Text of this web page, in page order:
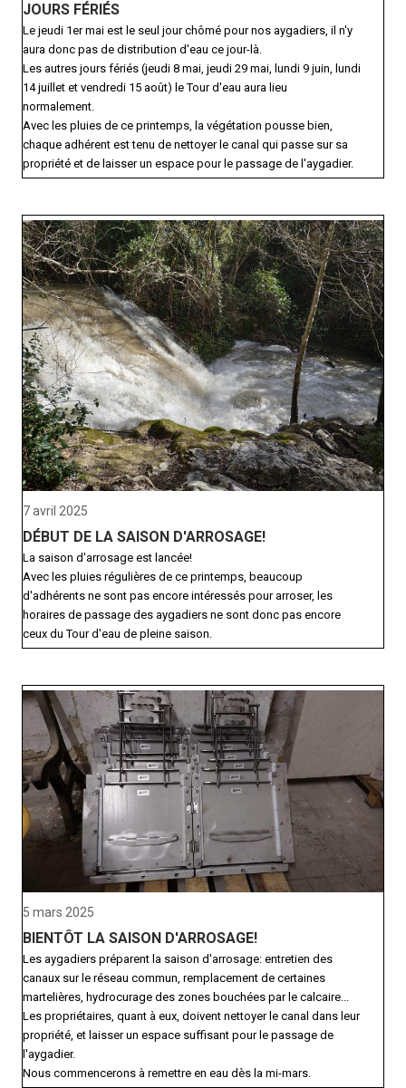
JOURS FÉRIÉS
Le jeudi 1er mai est le seul jour chômé pour nos aygadiers, il n'y
aura donc pas de distribution d'eau ce jour-là.
Les autres jours fériés (jeudi 8 mai, jeudi 29 mai, lundi 9 juin, lundi
14 juillet et vendredi 15 août) le Tour d'eau aura lieu
normalement.
Avec les pluies de ce printemps, la végétation pousse bien,
chaque adhérent est tenu de nettoyer le canal qui passe sur sa
propriété et de laisser un espace pour le passage de l'aygadier.
7 avril 2025
DÉBUT DE LA SAISON D'ARROSAGE!
La saison d'arrosage est lancée!
Avec les pluies régulières de ce printemps, beaucoup
d'adhérents ne sont pas encore intéressés pour arroser, les
horaires de passage des aygadiers ne sont donc pas encore
ceux du Tour d'eau de pleine saison.
5 mars 2025
BIENTÔT LA SAISON D'ARROSAGE!
Les aygadiers préparent la saison d'arrosage: entretien des
canaux sur le réseau commun, remplacement de certaines
martelières, hydrocurage des zones bouchées par le calcaire...
Les propriétaires, quant à eux, doivent nettoyer le canal dans leur
propriété, et laisser un espace suffisant pour le passage de
l'aygadier.
Nous commencerons à remettre en eau dès la mi-mars.